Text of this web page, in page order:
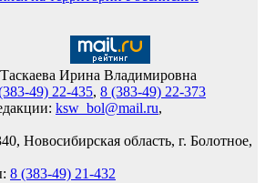
Ирина Владимировна
49) 22-435, 8 (383-49) 22-373
ksw_bol@mail.ru,
Новосибирская область, г. Болотное,
8 (383-49) 21-432